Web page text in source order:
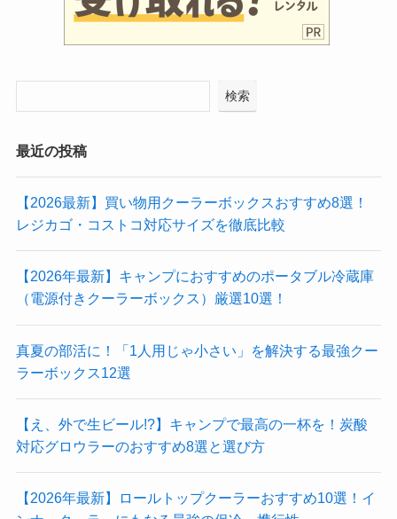
検索
最近の投稿
【2026最新】買い物用クーラーボックスおすすめ8選！
レジカゴ・コストコ対応サイズを徹底比較
【2026年最新】キャンプにおすすめのポータブル冷蔵庫
（電源付きクーラーボックス）厳選10選！
真夏の部活に！「1人用じゃ小さい」を解決する最強クー
ラーボックス12選
【え、外で生ビール!?】キャンプで最高の一杯を！炭酸
対応グロウラーのおすすめ8選と選び方
【2026年最新】ロールトップクーラーおすすめ10選！イ